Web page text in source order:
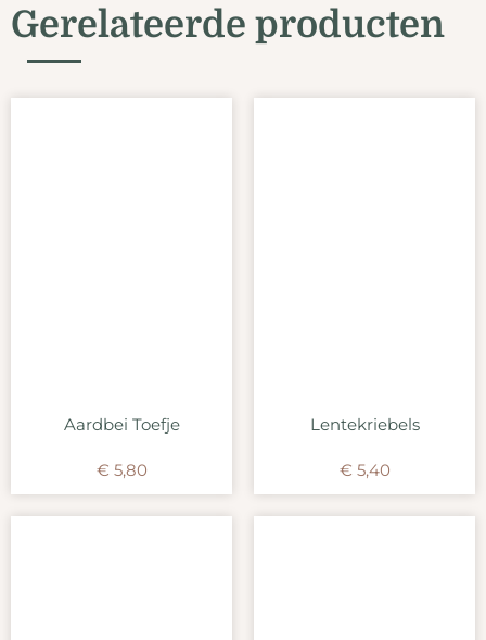
Gerelateerde producten
Aardbei Toefje
€ 5,80
Lentekriebels
€ 5,40